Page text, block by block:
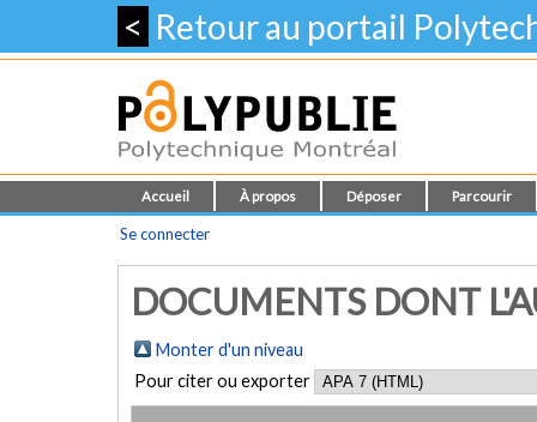
< Retour au portail
Accueil À propos Déposer Parcourir
Se connecter
DOCUMENTS DONT
Monter d'un niveau
Pour citer ou exporter